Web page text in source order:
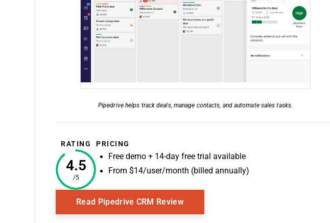
Pipedrive helps track deals, manage contacts, and automate sales tasks.
RATING
4.5
/5
PRICING
Free demo + 14-day free trial available
From $14/user/month (billed annually)
Read Pipedrive CRM ReviewOpens New Window